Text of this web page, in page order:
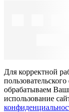
Для корректной
обрабатываем
использование